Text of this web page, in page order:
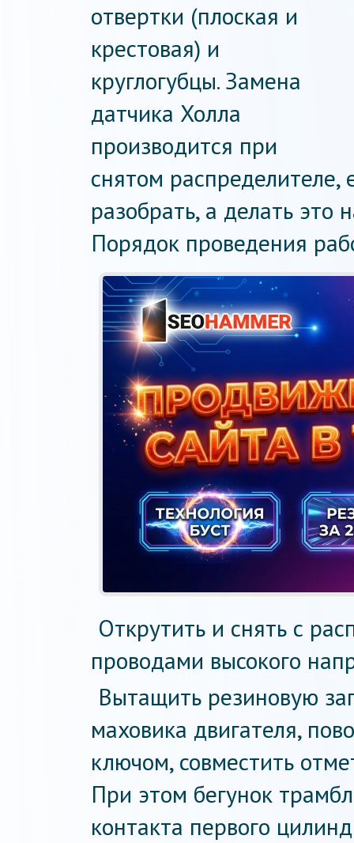
отвертки (плоская и
крестовая) и
круглогубцы. Замена
датчика Холла
производится при
снятом распределителе,
разобрать, а делать это
Порядок проведения
Открутить и снять с
проводами высокого
Вытащить резиновую
маховика двигателя,
ключом, совместить
При этом бегунок
контакта первого